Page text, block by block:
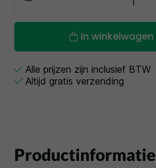
In winkelwagen
Alle prijzen zijn inclusief BTW
Altijd gratis verzending
Productinformatie